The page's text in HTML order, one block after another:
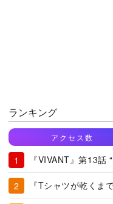
ランキング
アクセス数
『VIVANT』第13話
『Tシャツが乾くま